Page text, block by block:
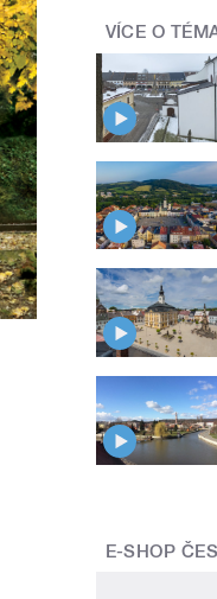
VÍCE O
E-SHOP